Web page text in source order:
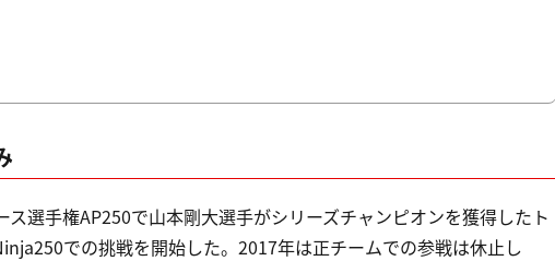
選手権AP250で山本剛大選手がシリーズチャンピオンを獲得したト
での挑戦を開始した。2017年は正チームでの参戦は休止し